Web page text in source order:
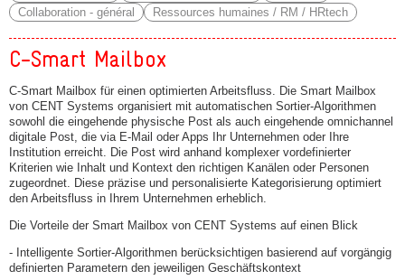
Collaboration - général Ressources humaines / RM / HRtech
C-Smart Mailbox
C-Smart Mailbox für einen optimierten Arbeitsfluss. Die Smart Mailbox
von CENT Systems organisiert mit automatischen Sortier-Algorithmen
sowohl die eingehende physische Post als auch eingehende omnichannel
digitale Post, die via E-Mail oder Apps Ihr Unternehmen oder Ihre
Institution erreicht. Die Post wird anhand komplexer vordefinierter
Kriterien wie Inhalt und Kontext den richtigen Kanälen oder Personen
zugeordnet. Diese präzise und personalisierte Kategorisierung optimiert
den Arbeitsfluss in Ihrem Unternehmen erheblich.
Die Vorteile der Smart Mailbox von CENT Systems auf einen Blick
- Intelligente Sortier-Algorithmen berücksichtigen basierend auf vorgängig
definierten Parametern den jeweiligen Geschäftskontext